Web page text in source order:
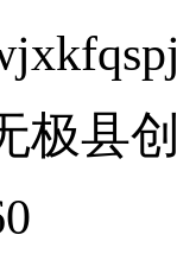
极县